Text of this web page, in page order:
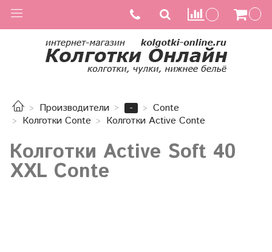
Производители -
Conte
Колготки Conte
Колготки Active Conte
Колготки Active Soft 40
XXL Conte